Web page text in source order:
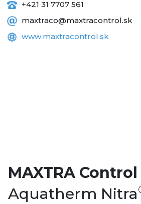
+421 31 7707 561
maxtraco@maxtracontrol.sk
www.maxtracontrol.sk
MAXTRA Control
Aquatherm Nitra